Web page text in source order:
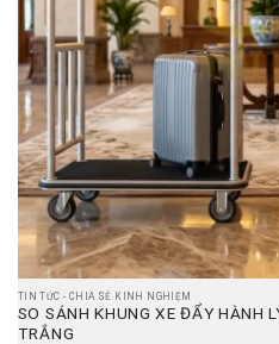
TIN TỨC - CHIA SẺ KINH NGHIỆM
SO SÁNH KHUNG XE ĐẨY HÀNH
TRẮNG